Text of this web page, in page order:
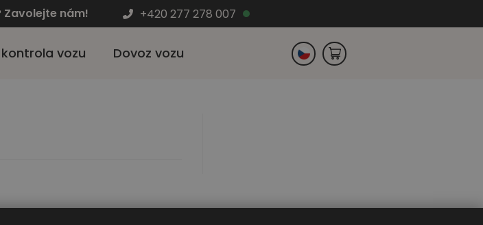
Zavolejte nám! +420 277 278 007
kontrola vozu Dovoz vozu